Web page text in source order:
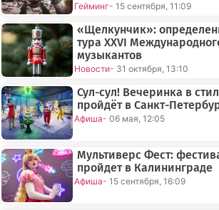
Гейминг- 15 сентября, 11:09
«Щелкунчик»:
тура XXVI
музыкантов
Новости- 31 октября, 13:10
Сул-сул! Вечеринка в
пройдёт в Санкт-
Афиша- 06 мая, 12:05
Мультиверс Фест:
пройдет в Калининграде
Афиша- 15 сентября, 16:09